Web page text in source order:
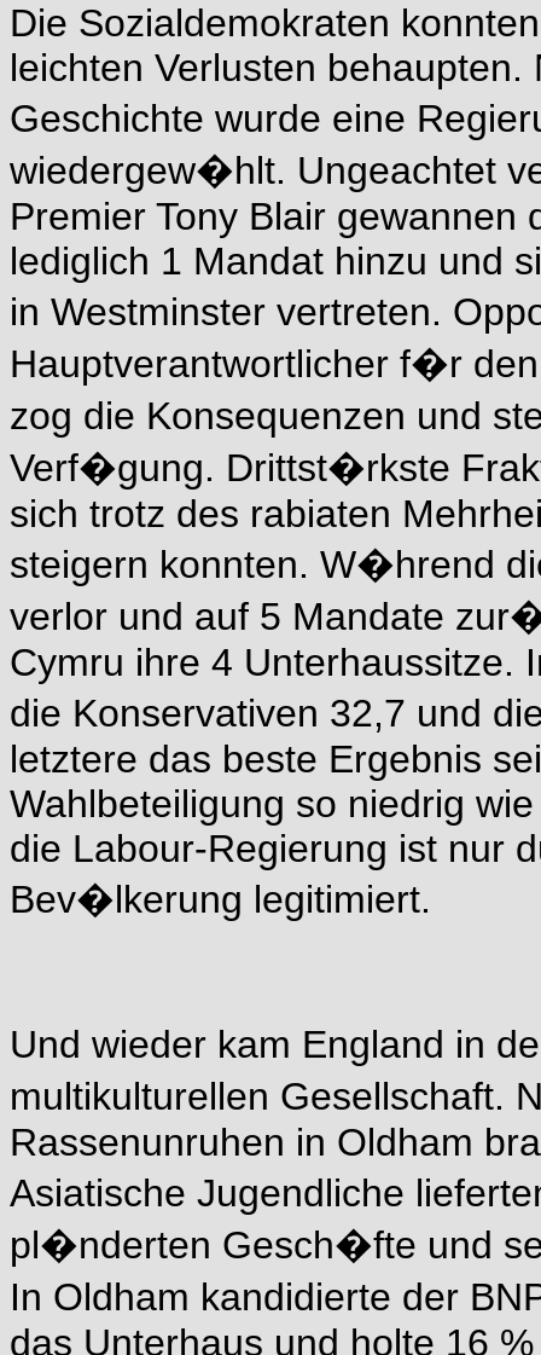
Die Sozialdemokraten
leichten Verlusten
Geschichte wurde eine
wiedergew�hlt. Ungeachtet
Premier Tony Blair
lediglich 1 Mandat hinzu und
in Westminster vertreten.
Hauptverantwortlicher f�r
zog die Konsequenzen und
Verf�gung. Drittst�rkste
sich trotz des rabiaten
steigern konnten. W�hrend
verlor und auf 5 Mandate
Cymru ihre 4 Unterhaussitze.
die Konservativen 32,7 und
letztere das beste Ergebnis
Wahlbeteiligung so niedrig
die Labour-Regierung ist nur
Bev�lkerung legitimiert.
Und wieder kam England in
multikulturellen Gesellschaft.
Rassenunruhen in Oldham
Asiatische Jugendliche
pl�nderten Gesch�fte und
In Oldham kandidierte der
das Unterhaus und holte 16